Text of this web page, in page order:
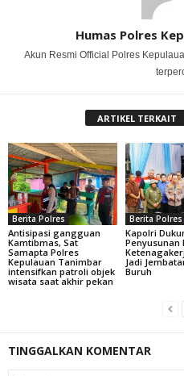
Humas Polres
Akun Resmi Official Polres
ARTIKEL TERKAIT
Berita Polres
Antisipasi gangguan
Kamtibmas, Sat
Samapta Polres
Kepulauan Tanimbar
intensifkan patroli objek
wisata saat akhir pekan
Berita Polres
Kapolri
Penyusunan
Jadi
Buruh
TINGGALKAN KOMENTAR